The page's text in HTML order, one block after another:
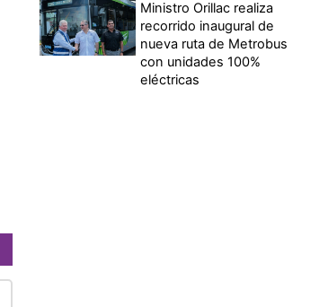
Ministro Orillac realiza
recorrido inaugural de
nueva ruta de Metrobus
con unidades 100%
eléctricas